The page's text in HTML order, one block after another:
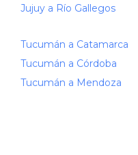
Jujuy a Río Gallegos
Tucumán a Catamarca
Tucumán a Córdoba
Tucumán a Mendoza